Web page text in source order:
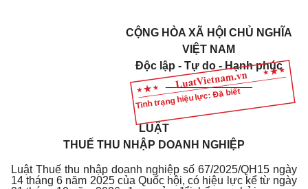
Tình trạng hiệu lực: Đã biết
CỘNG HÒA XÃ HỘI CHỦ NGHĨA
VIỆT NAM
Độc lập - Tự do - Hạnh phúc
______________
LUẬT
THUẾ THU NHẬP DOANH NGHIỆP
Luật Thuế thu nhập doanh nghiệp số 67/2025/QH15 ngày
14 tháng 6 năm 2025 của Quốc hội, có hiệu lực kể từ ngày